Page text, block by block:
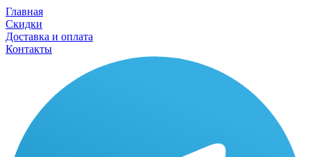
Главная
Скидки
Доставка и оплата
Контакты